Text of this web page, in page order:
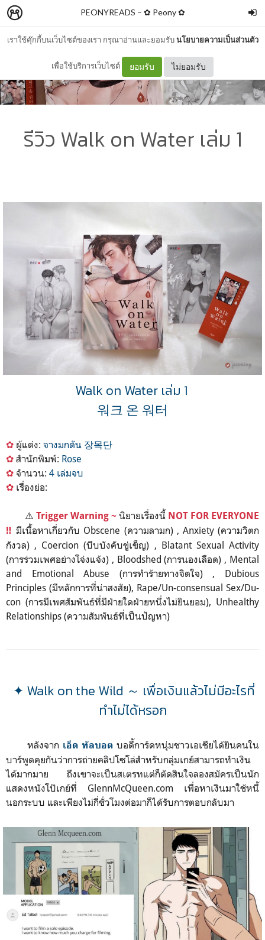
เราใช้คุ๊กกี้บนเว็บไซต์ของเรา กรุณาอ่านและยอมรับนโยบายความเป็นส่วนตัว
เพื่อใช้บริการเว็บไซต์ ยอมรับ ไม่ยอมรับ
PEONYREADS – ✿ Peony ✿
รีวิว Walk on Water เล่ม 1
Walk on Waterเล่ม 1
워크 온 워터
✿ ผู้แต่ง: จางมกดัน 장목단
✿ สำนักพิมพ์: Rose
✿ จำนวน: 4 เล่มจบ
✿ เรื่องย่อ:
⚠️ Trigger Warning ~ นิยายเรื่องนี้ NOT FOR EVERYONE
‼️ มีเนื้อหาเกี่ยวกับ Obscene (ความลามก) , Anxiety (ความวิตก
กังวล) , Coercion (บีบบังคับขู่เข็ญ) , Blatant Sexual Activity
(การร่วมเพศอย่างโจ่งแจ้ง) , Bloodshed (การนองเลือด) , Mental
and Emotional Abuse (การทำร้ายทางจิตใจ) , Dubious
Principles (มีหลักการที่น่าสงสัย), Rape/Un-consensual Sex/Du-
con (การมีเพศสัมพันธ์ที่มีฝ่ายใดฝ่ายหนึ่งไม่ยินยอม), Unhealthy
Relationships (ความสัมพันธ์ที่เป็นปัญหา)
✦ Walk on the Wild ～ เพื่อเงินแล้วไม่มีอะไรที่
ทำไม่ได้หรอก
หลังจาก เอ็ด ทัลบอตบอดี้การ์ดหนุ่มชาวเอเชียได้ยินคนใน
บาร์พูดคุยกันว่าการถ่ายคลิปโซโล่สำหรับกลุ่มเกย์สามารถทำเงิน
ได้มากมาย ถึงเขาจะเป็นสเตรทแต่ก็ตัดสินใจลองสมัครเป็นนัก
แสดงหนังโป๊เกย์ที่ GlennMcQueen.com เพื่อหาเงินมาใช้หนี้
นอกระบบ และเพียงไม่กี่ชั่วโมงต่อมาก็ได้รับการตอบกลับมา